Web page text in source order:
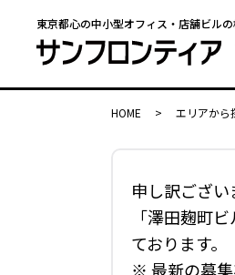
東京都心の中小型オフィス・店舗ビル
HOME > エリアから
申し訳ござい
「澤田麹町
ております。
※ 最新の募